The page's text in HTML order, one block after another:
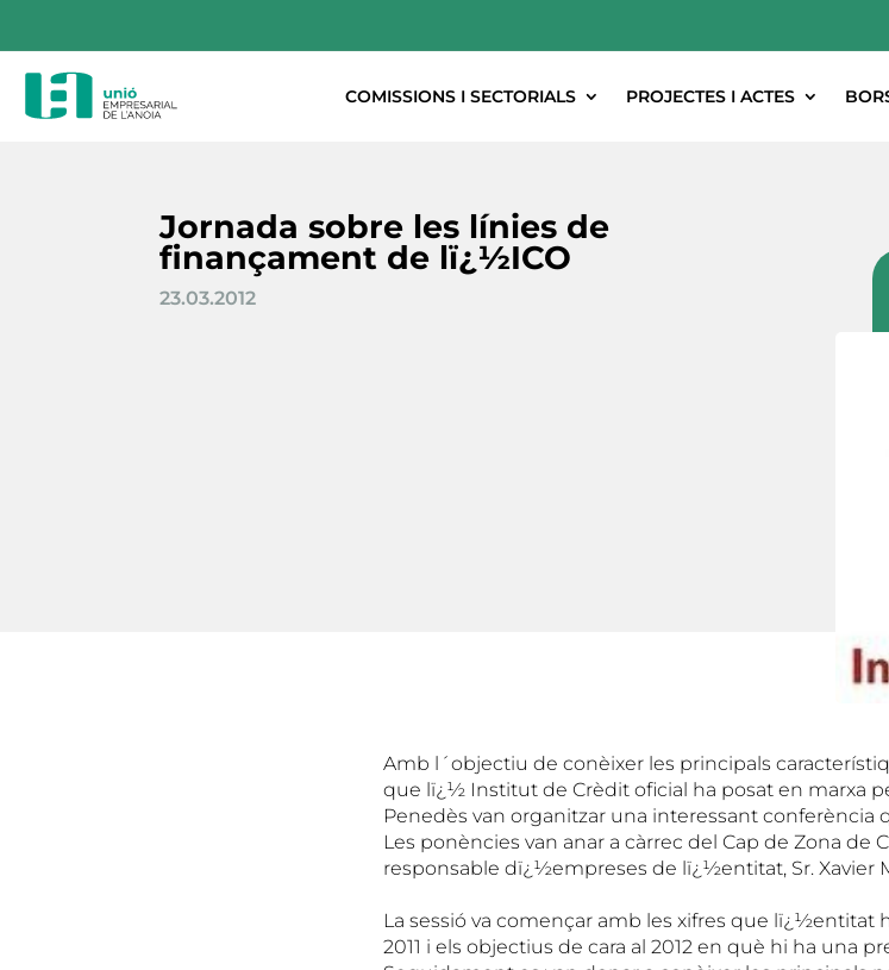
COMISSIONS I SECTORIALS PROJECTES I ACTES
Jornada sobre les línies de
finançament de lï¿½ICO
23.03.2012
Amb l´objectiu de conèixer les principals
que lï¿½ Institut de Crèdit oficial ha posat en marxa
Penedès van organitzar una interessant conferència
Les ponències van anar a càrrec del Cap de Zona de
responsable dï¿½empreses de lï¿½entitat, Sr. Xavier
La sessió va començar amb les xifres que lï¿½entitat
2011 i els objectius de cara al 2012 en què hi ha una